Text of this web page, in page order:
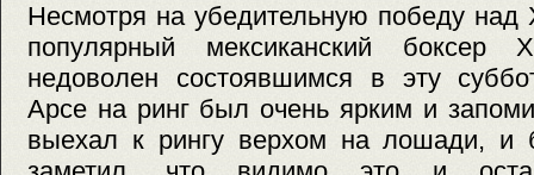
Несмотря на убедительную победу
популярный мексиканский боксер
недоволен состоявшимся в эту
Арсе на ринг был очень ярким и
выехал к рингу верхом на лошади, и